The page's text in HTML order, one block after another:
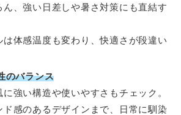
、強い日差しや暑さ対策にも直結す
体感温度も変わり、快適さが段違い
のバランス
強い構造や使いやすさもチェック。
感のあるデザインまで、日常に馴染